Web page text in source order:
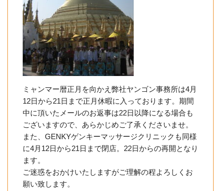
ミャンマー暦正月を向かえ弊社ヤンゴン事務所は4月
12日から21日まで正月休暇に入っております。期間
中に頂いたメールのお返事は22日以降になる場合も
ございますので、あらかじめご了承くださいませ。
また、GENKYゲンキーマッサージクリニックも同様
に4月12日から21日まで閉店。22日からの再開となり
ます。
ご迷惑をおかけいたしますがご理解の程よろしくお
願い致します。